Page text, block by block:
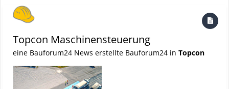
Topcon Maschinensteuerung
eine Bauforum24 News erstellte Bauforum24 in Topcon